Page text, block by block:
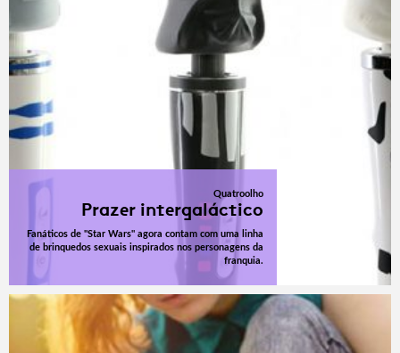
Quatroolho
Prazer intergaláctico
Fanáticos de "Star Wars" agora contam com uma linha
de brinquedos sexuais inspirados nos personagens da
franquia.